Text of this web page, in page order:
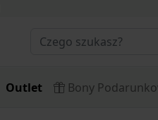
Outlet Bony